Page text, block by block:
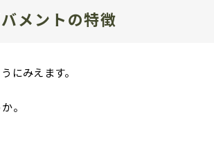
メントの特徴
にみえます。
。